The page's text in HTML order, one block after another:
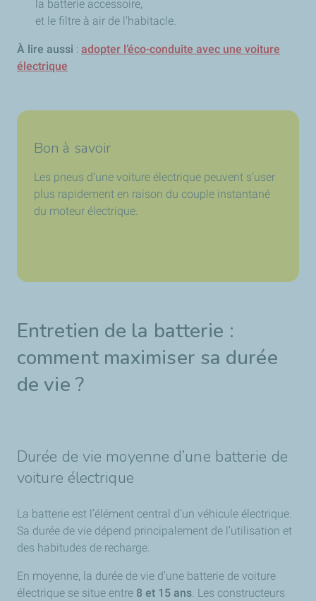
la batterie accessoire,
et le filtre à air de l’habitacle.
À lire aussi : adopter l’éco-conduite avec une voiture
électrique
Bon à savoir
Les pneus d’une voiture électrique peuvent s’user
plus rapidement en raison du couple instantané
du moteur électrique.
Entretien de la batterie :
comment maximiser sa durée
de vie ?
Durée de vie moyenne d’une batterie de
voiture électrique
La batterie est l’élément central d’un véhicule électrique.
Sa durée de vie dépend principalement de l’utilisation et
des habitudes de recharge.
En moyenne, la durée de vie d’une batterie de voiture
électrique se situe entre 8 et 15 ans. Les constructeurs